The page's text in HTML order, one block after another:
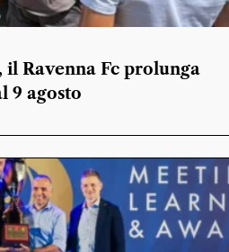
il Ravenna Fc prolunga
9 agosto